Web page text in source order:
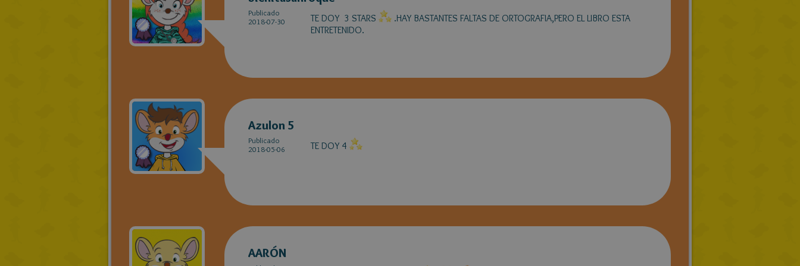
Publicado
2018-07-30
TE DOY 3 STARS
.HAY BASTANTES FALTAS DE ORTOGRAFIA,PERO EL LIBRO ESTA
ENTRETENIDO.
Azulon 5
Publicado
2018-05-06
TE DOY 4
AARÓN